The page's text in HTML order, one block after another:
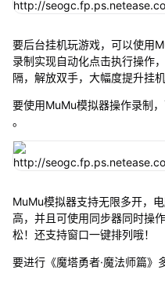
要后台挂机玩游戏，可以使用
录制实现自动化点击执行操作
隔，解放双手，大幅度提升挂
要使用MuMu模拟器操作录制
。
MuMu模拟器支持无限多开，
高，并且可使用同步器同时操
松！还支持窗口一键排列哦！
要进行《魔塔勇者·魔法师篇》